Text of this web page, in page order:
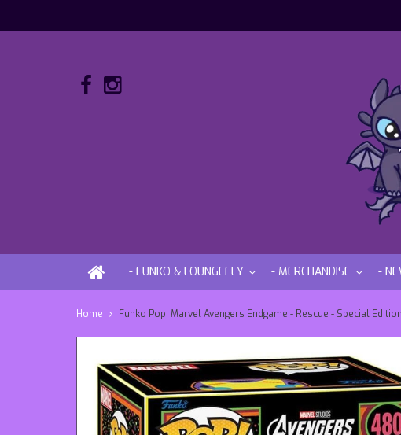
- FUNKO & LOUNGEFLY - MERCHANDISE -
Home Funko Pop! Marvel Avengers Endgame - Rescue - Special